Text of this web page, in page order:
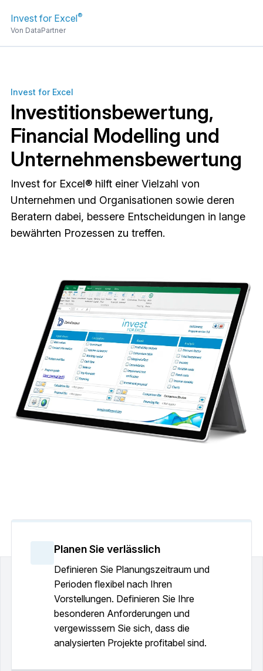
Invest for Excel®
Von DataPartner
Invest for Excel
Investitionsbewertung,
Financial Modelling und
Unternehmensbewertung
Invest for Excel® hilft einer Vielzahl von
Unternehmen und Organisationen sowie deren
Beratern dabei, bessere Entscheidungen in lange
bewährten Prozessen zu treffen.
Planen Sie verlässlich
Definieren Sie Planungszeitraum und
Perioden flexibel nach Ihren
Vorstellungen. Definieren Sie Ihre
besonderen Anforderungen und
vergewisssern Sie sich, dass die
analysierten Projekte profitabel sind.